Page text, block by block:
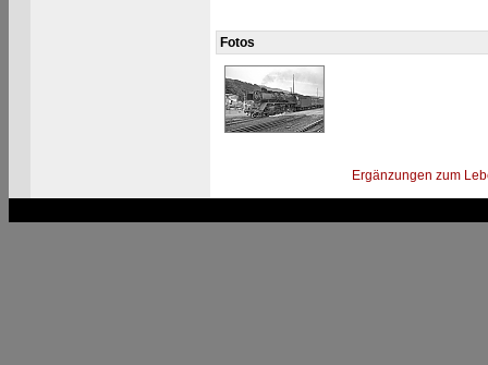
Fotos
Ergänzungen zum